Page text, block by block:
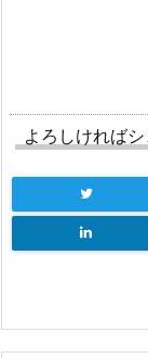
よろしければ